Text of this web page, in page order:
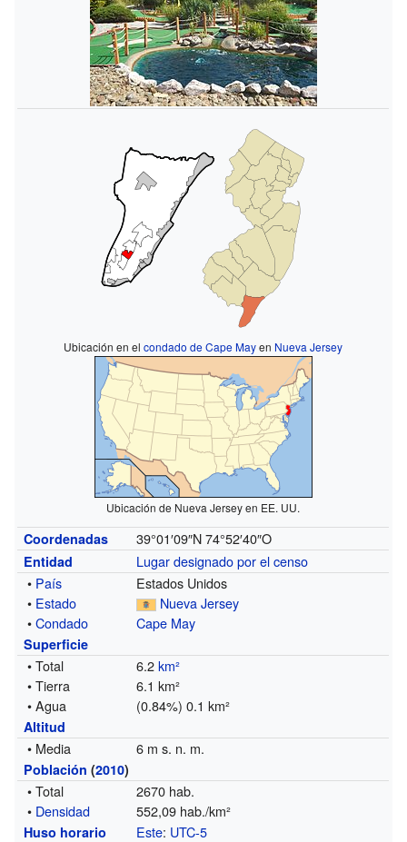
Ubicación en elcondado de Cape Mayen Nueva Jersey
Ubicación de Nueva Jersey en EE. UU.
Coordenadas 39°01′09″N 74°52′40″O
Entidad
Lugar designado por el censo
• País
Estados Unidos
• Estado
Nueva Jersey
•Condado Cape May
Superficie
• Total 6.2km²
• Tierra
6.1 km²
• Agua
(0.84%) 0.1 km²
Altitud
• Media 6 m s. n. m.
Población (2010)
• Total
2670 hab.
• Densidad 552,09 hab./km²
Huso horario Este: UTC-5